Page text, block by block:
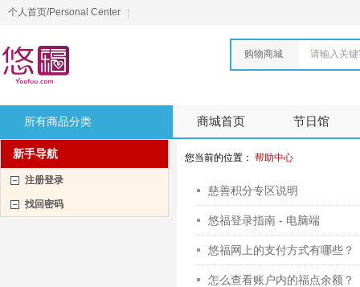
个人首页/Personal Center
购物商城 请输入关
所有商品分类 商城首页 节日馆
新手导航
注册登录
找回密码
您当前的位置： 帮助中心
慈善积分专区说明
悠福登录指南 - 电脑端
悠福网上的支付方式有哪些？
怎么查看账户内的福点余额？